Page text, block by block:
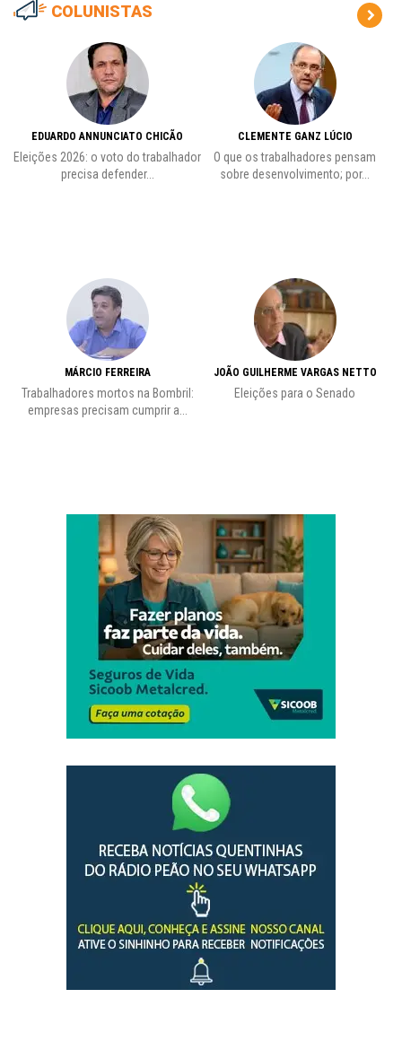
COLUNISTAS
EDUARDO ANNUNCIATO CHICÃO
Eleições 2026: o voto do trabalhador
precisa defender...
MÁRCIO FERREIRA
Trabalhadores mortos na Bombril:
empresas precisam cumprir a...
CLEMENTE GANZ LÚCIO
O que os trabalhadores pensam
sobre desenvolvimento; por...
JOÃO GUILHERME VARGAS NETTO
Eleições para o Senado